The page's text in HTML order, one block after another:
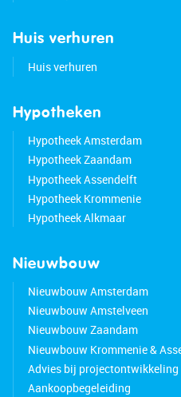
Huis verhuren
Huis verhuren
Hypotheken
Hypotheek Amsterdam
Hypotheek Zaandam
Hypotheek Assendelft
Hypotheek Krommenie
Hypotheek Alkmaar
Nieuwbouw
Nieuwbouw Amsterdam
Nieuwbouw Amstelveen
Nieuwbouw Zaandam
Nieuwbouw Krommenie &
Advies bij projectontwikkeling
Aankoopbegeleiding